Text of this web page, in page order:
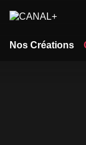
Nos Créations